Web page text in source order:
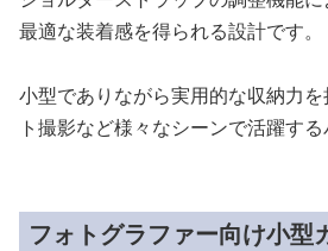
最適な装着感を得られる設計です。
小型でありながら実用的な収納力
ト撮影など様々なシーンで活躍する
フォトグラファー向け小型